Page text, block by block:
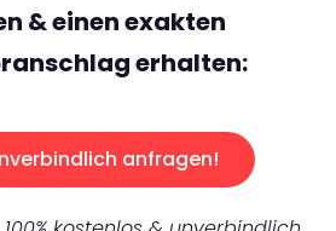
& einen exakten
erhalten:
anfragen!